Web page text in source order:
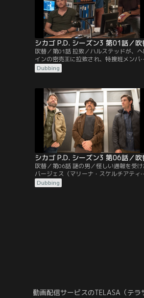
シカゴ P.D. シーズン3 第01話／吹
吹替／第01話 拉致／ハルステッドが、ヘ
インの密売王に拉致され、特捜班メンバ
が、捜査に乗り出す。新シーズンの第1話
では、シカゴ一のお尋ね者で、ヘロイン密
なる。一方、ハルステッド（ジェシー・
ー・ソファー）は、特捜から3週間の謹慎
を言い渡され、自堕落な生活にはまったリ
ンジー（ソフィア・ブッシュ）を…。
Dubbing
シカゴ P.D. シーズン3 第06話／吹
吹替／第06話 謎の男／怪しい通報を受け
バージェス（マリーナ・スケルチアティ
と彼女の臨時パートナーのプライス（トラ
ビス・A・ナイト）は、SUV車の中に死体
Dubbing
動画配信サービスのTELASA（テラ